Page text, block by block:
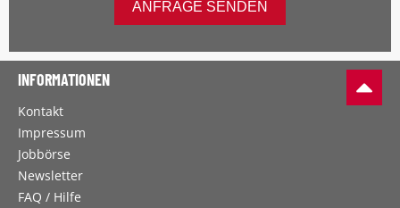
INFORMATIONEN
Kontakt
Impressum
Jobbörse
Newsletter
FAQ / Hilfe